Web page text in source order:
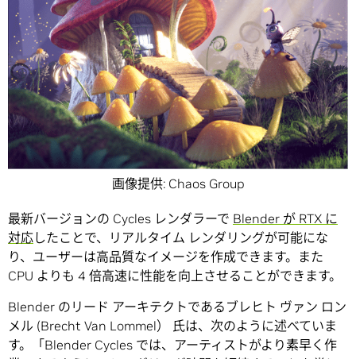
画像提供: Chaos Group
最新バージョンの Cycles レンダラーで Blender が RTX に
対応したことで、リアルタイム レンダリングが可能にな
り、ユーザーは高品質なイメージを作成できます。また
CPU よりも 4 倍高速に性能を向上させることができます。
Blender のリード アーキテクトであるブレヒト ヴァン ロン
メル (Brecht Van Lommel） 氏は、次のように述べていま
す。「Blender Cycles では、アーティストがより素早く作